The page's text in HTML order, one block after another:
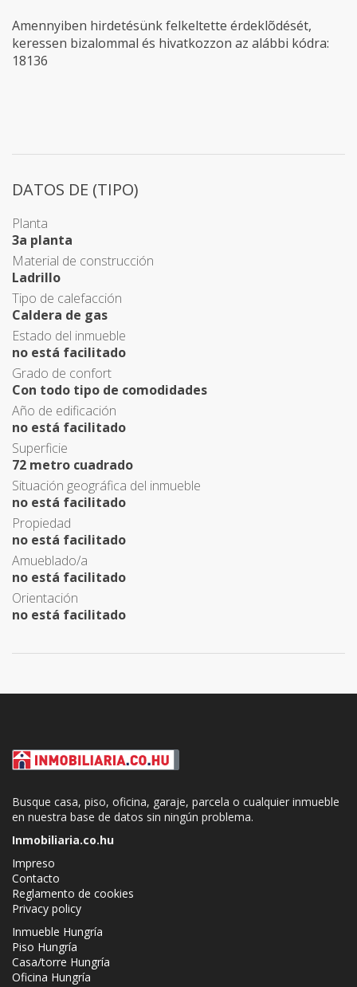
Amennyiben hirdetésünk felkeltette érdeklõdését,
keressen bizalommal és hivatkozzon az alábbi kódra:
18136
DATOS DE (TIPO)
Planta
3a planta
Material de construcción
Ladrillo
Tipo de calefacción
Caldera de gas
Estado del inmueble
no está facilitado
Grado de confort
Con todo tipo de comodidades
Año de edificación
no está facilitado
Superficie
72 metro cuadrado
Situación geográfica del inmueble
no está facilitado
Propiedad
no está facilitado
Amueblado/a
no está facilitado
Orientación
no está facilitado
Busque casa, piso, oficina, garaje, parcela o cualquier inmueble
en nuestra base de datos sin ningún problema.
Inmobiliaria.co.hu
Impreso
Contacto
Reglamento de cookies
Privacy policy
Inmueble Hungría
Piso Hungría
Casa/torre Hungría
Oficina Hungría